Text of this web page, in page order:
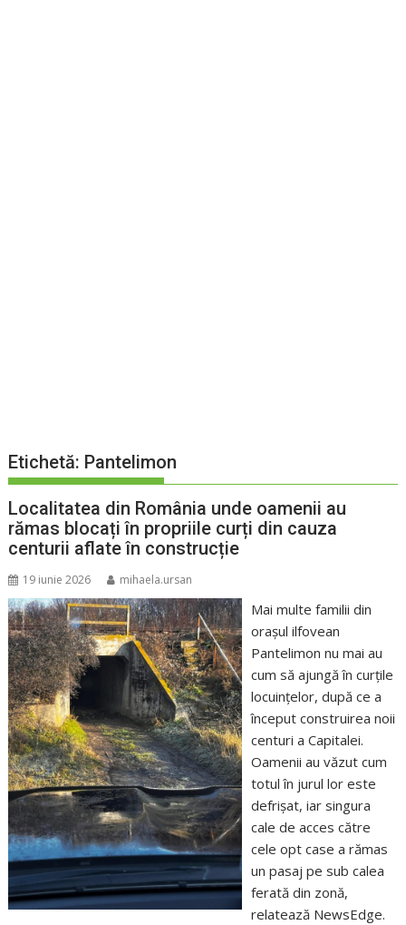
Etichetă: Pantelimon
Localitatea din România unde oamenii au
rămas blocați în propriile curți din cauza
centurii aflate în construcție
19 iunie 2026 mihaela.ursan
Mai multe familii din
oraşul ilfovean
Pantelimon nu mai au
cum să ajungă în curţile
locuinţelor, după ce a
început construirea noii
centuri a Capitalei.
Oamenii au văzut cum
totul în jurul lor este
defrişat, iar singura
cale de acces către
cele opt case a rămas
un pasaj pe sub calea
ferată din zonă,
relatează NewsEdge.